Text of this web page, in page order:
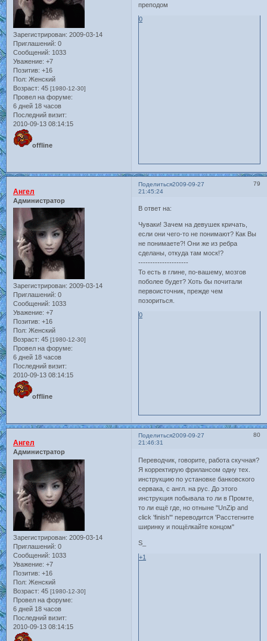
Зарегистрирован: 2009-03-14
Приглашений: 0
Сообщений: 1033
Уважение: +7
Позитив: +16
Пол: Женский
Возраст: 45 [1980-12-30]
Провел на форуме:
6 дней 18 часов
Последний визит:
2010-09-13 08:14:15
offline
преподом
0
Поделиться 79
2009-09-27
21:45:24
Ангел
Администратор
Зарегистрирован: 2009-03-14
Приглашений: 0
Сообщений: 1033
Уважение: +7
Позитив: +16
Пол: Женский
Возраст: 45 [1980-12-30]
Провел на форуме:
6 дней 18 часов
Последний визит:
2010-09-13 08:14:15
offline
В ответ на:
Чуваки! Зачем на девушек кричать,
если они чего-то не понимают? Как Вы
не понимаете?! Они же из ребра
сделаны, откуда там моск!?
---------------------
То есть в глине, по-вашему, мозгов
поболее будет? Хоть бы почитали
первоисточник, прежде чем
позориться.
0
Поделиться 80
2009-09-27
21:46:31
Ангел
Администратор
Зарегистрирован: 2009-03-14
Приглашений: 0
Сообщений: 1033
Уважение: +7
Позитив: +16
Пол: Женский
Возраст: 45 [1980-12-30]
Провел на форуме:
6 дней 18 часов
Последний визит:
2010-09-13 08:14:15
Переводчик, говорите, работа скучная?
Я корректирую фрилансом одну тех.
инструкцию по установке банковского
сервака, с англ. на рус. До этого
инструкция побывала то ли в Промте,
то ли ещё где, но отныне "UnZip and
click 'finish'" переводится 'Расстегните
ширинку и пощёлкайте концом"
S_
+1